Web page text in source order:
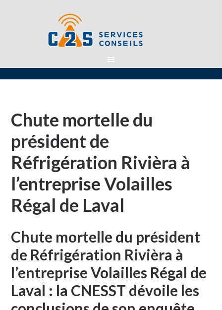
Chute mortelle du
président de
Réfrigération Rivièra à
l’entreprise Volailles
Régal de Laval
Chute mortelle du président
de Réfrigération Rivièra à
l’entreprise Volailles Régal de
Laval : la CNESST dévoile les